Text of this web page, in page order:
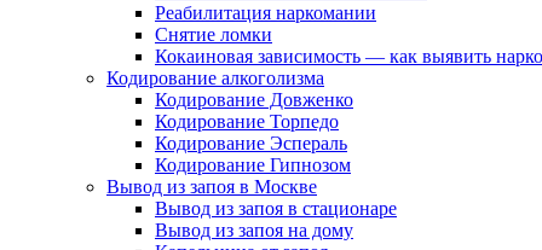
Реабилитация наркомании
Снятие ломки
Кокаиновая зависимость — как выявить
Кодирование алкоголизма
Кодирование Довженко
Кодирование Торпедо
Кодирование Эспераль
Кодирование Гипнозом
Вывод из запоя в Москве
Вывод из запоя в стационаре
Вывод из запоя на дому